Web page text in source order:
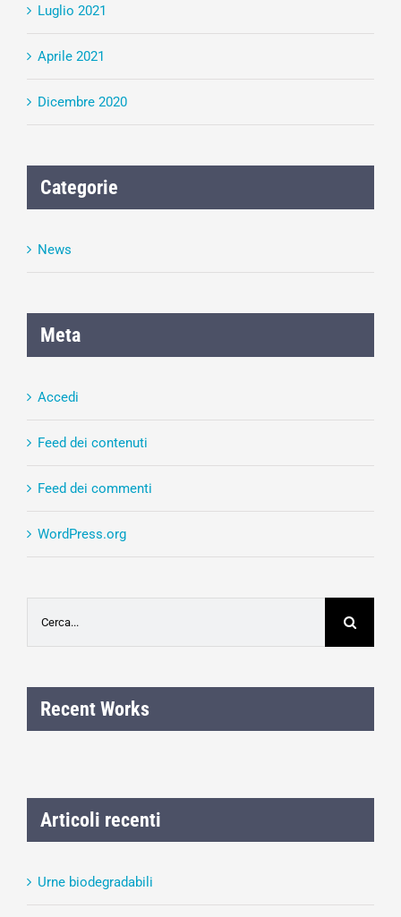
Luglio 2021
Aprile 2021
Dicembre 2020
Categorie
News
Meta
Accedi
Feed dei contenuti
Feed dei commenti
WordPress.org
Recent Works
Articoli recenti
Urne biodegradabili